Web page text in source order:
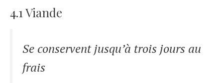
4.1 Viande
Se conservent jusqu’à trois jours au
frais